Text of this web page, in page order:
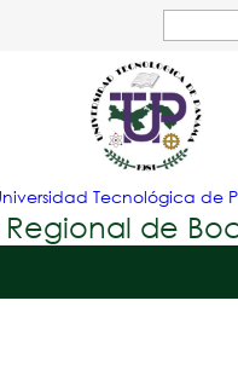
Jump to navigation
de
Tecnológica de
de